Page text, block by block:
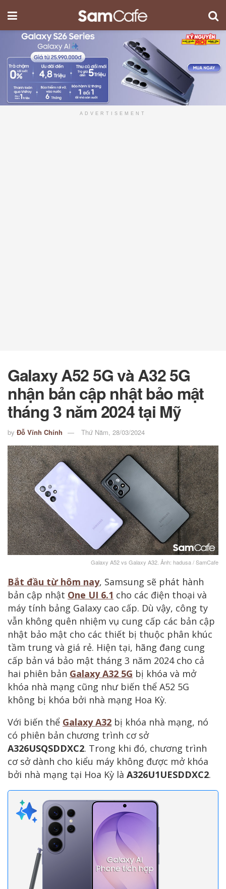
ADVERTISEMENT
Galaxy A52 5G và A32 5G
nhận bản cập nhật bảo mật
tháng 3 năm 2024 tại Mỹ
by Đỗ Vĩnh Chính Thứ Năm, 28/03/2024
Galaxy A52 vs Galaxy A32. Ảnh: hadusa / SamCafe
Bắt đầu từ hôm nay, Samsung sẽ phát hành
bản cập nhật One UI 6.1 cho các điện thoại và
máy tính bảng Galaxy cao cấp. Dù vậy, công ty
vẫn không quên nhiệm vụ cung cấp các bản cập
nhật bảo mật cho các thiết bị thuộc phân khúc
tầm trung và giá rẻ. Hiện tại, hãng đang cung
cấp bản vá bảo mật tháng 3 năm 2024 cho cả
hai phiên bản Galaxy A32 5G bị khóa và mở
khóa nhà mạng cũng như biến thể A52 5G
không bị khóa bởi nhà mạng Hoa Kỳ.
Với biến thể Galaxy A32 bị khóa nhà mạng, nó
có phiên bản chương trình cơ sở
A326USQSDDXC2. Trong khi đó, chương trình
cơ sở dành cho kiểu máy không được mở khóa
bởi nhà mạng tại Hoa Kỳ là A326U1UESDDXC2.